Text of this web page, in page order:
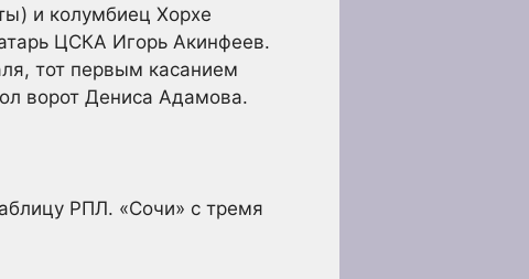
и колумбиец Хорхе
ЦСКА Игорь Акинфеев.
тот первым касанием
ворот Дениса Адамова.
РПЛ. «Сочи» с тремя